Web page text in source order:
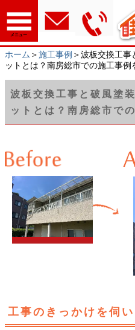
メニュー
ホーム ＞ 施工事例 ＞波板交換工事
ットとは？南房総市での施工事例
波板交換工事と破風塗
ットとは？南房総市で
工事のきっかけを伺い